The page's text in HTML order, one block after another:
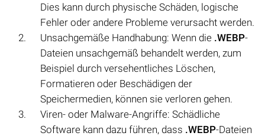
Dies kann durch physische Schäden, logische
Fehler oder andere Probleme verursacht werden.
Unsachgemäße Handhabung: Wenn die .WEBP-
Dateien unsachgemäß behandelt werden, zum
Beispiel durch versehentliches Löschen,
Formatieren oder Beschädigen der
Speichermedien, können sie verloren gehen.
Viren- oder Malware-Angriffe: Schädliche
Software kann dazu führen, dass .WEBP-Dateien